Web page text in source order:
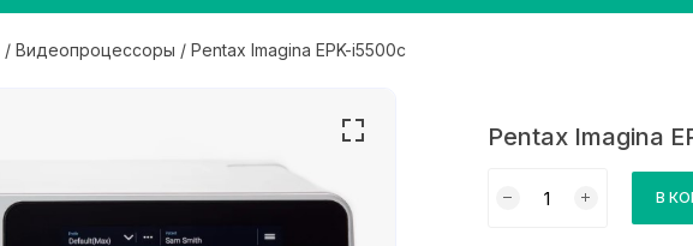
/ Видеопроцессоры / Pentax Imagina EPK-i5500c
Pentax Imagina
товара
В